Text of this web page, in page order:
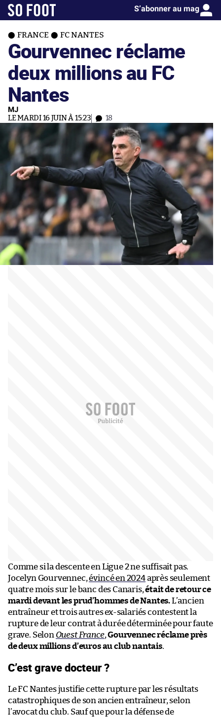
S’abonner au mag
FRANCE FC NANTES
Gourvennec réclame
deux millions au FC
Nantes
MJ
LE MARDI 16 JUIN À 15:23 18
Comme si la descente en Ligue 2 ne suffisait pas.
Jocelyn Gourvennec,évincé en 2024après seulement
quatre mois sur le banc des Canaris,était de retour ce
mardi devant les prud’hommes de Nantes.L’ancien
entraîneur et trois autres ex-salariés contestent la
rupture de leur contrat à durée déterminée pour faute
grave. Selon Ouest France,Gourvennec réclame près
de deux millions d’euros au club nantais.
C’est grave docteur ?
Le FC Nantes justifie cette rupture par les résultats
catastrophiques de son ancien entraîneur, selon
l’avocat du club. Sauf que pour la défense de